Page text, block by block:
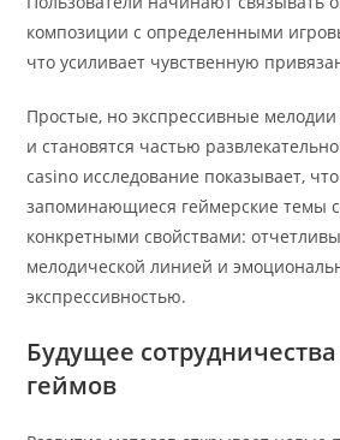
композиции с определенными
что усиливает чувственную
Простые, но экспрессивные
и становятся частью
casino исследование показывает,
запоминающиеся геймерские темы
конкретными свойствами:
мелодической линией и
экспрессивностью.
Будущее
геймов